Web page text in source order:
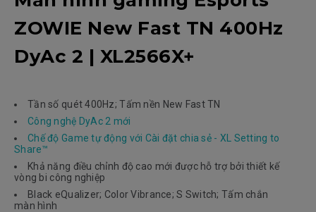
ZOWIE New Fast TN 400Hz
DyAc 2 | XL2566X+
Tần số quét 400Hz; Tấm nền New Fast TN
Công nghệ DyAc 2 mới
Chế độ Game tự động với Cài đặt chia sẻ - XL Setting to
Share™
Khả năng điều chỉnh độ cao mới được hỗ trợ bởi thiết kế
vòng bi công nghiệp
Black eQualizer; Color Vibrance; S Switch; Tấm chắn
màn hình